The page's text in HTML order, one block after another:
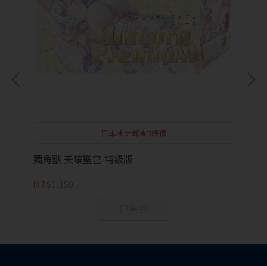
日本オナ郎★5評價
獨角獸 天壤聖宮 特級版
NT$1,150